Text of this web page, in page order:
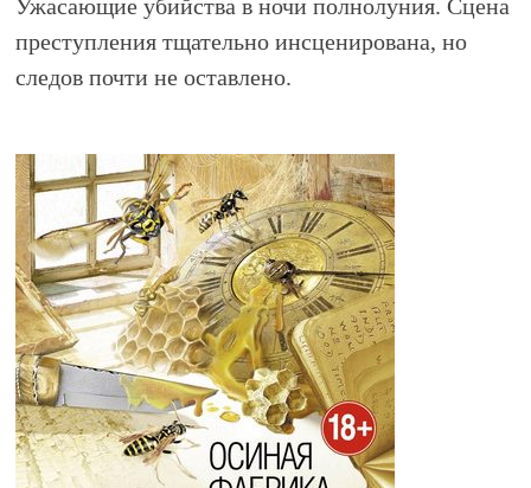
Ужасающие убийства в ночи полнолуния. Сцена
преступления тщательно инсценирована, но
следов почти не оставлено.